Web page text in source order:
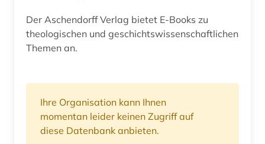
Der Aschendorff Verlag bietet E-Books zu
theologischen und geschichtswissenschaftlichen
Themen an.
Ihre Organisation kann Ihnen
momentan leider keinen Zugriff auf
diese Datenbank anbieten.